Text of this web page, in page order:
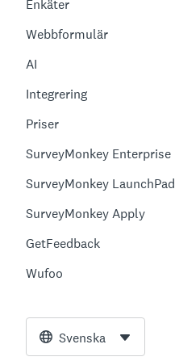
Enkäter
Webbformulär
AI
Integrering
Priser
SurveyMonkey Enterprise
SurveyMonkey LaunchPad
SurveyMonkey Apply
GetFeedback
Wufoo
Svenska